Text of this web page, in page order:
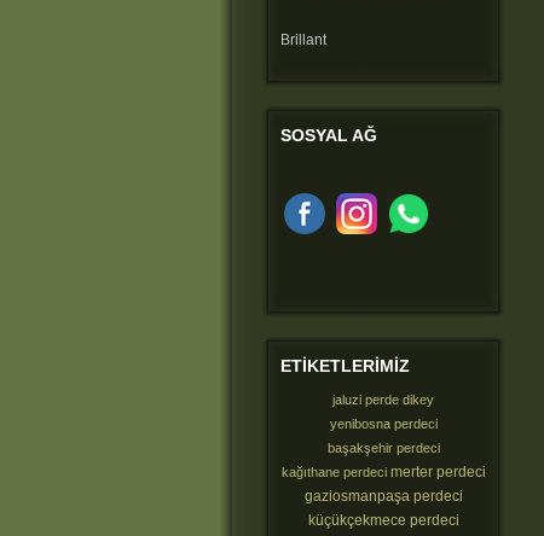
Brillant
SOSYAL AĞ
ETIKETLERIMIZ
jaluzi perde dikey
yenibosna perdeci
başakşehir perdeci
kağıthane perdeci merter perdeci
gaziosmanpaşa perdeci
küçükçekmece perdeci